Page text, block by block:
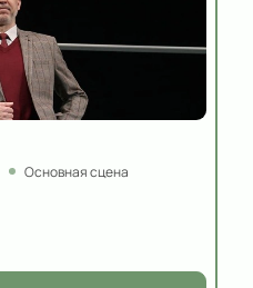
Основная сцена